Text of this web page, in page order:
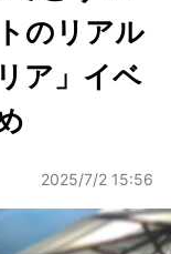
のリアル
ア」イベ
2025/7/2 15:56